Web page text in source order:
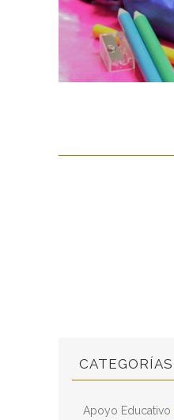
CATEGORÍAS
Apoyo Educativo